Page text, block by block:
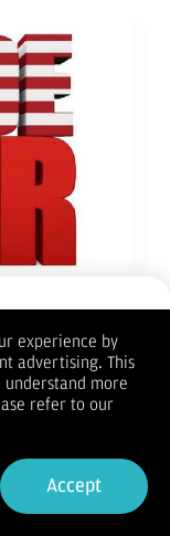
dagang yang
Trump.
mengatakan
untuk melindungi
meningkatkan
AS bersikeras
tersebut, Selasa
diambil China
kedaulatan,
in
experience by
advertising. This
understand more
refer to our
Accept